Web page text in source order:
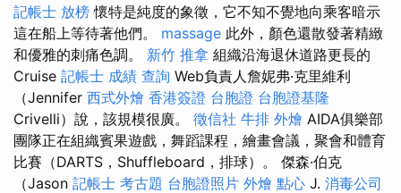
記帳士 放榜 懷特是純度的象徵，它不知不覺地向乘客暗示
這在船上等待著他們。 massage 此外，顏色還散發著精緻
和優雅的刺痛色調。 新竹 推拿 組織沿海退休道路更長的
Cruise 記帳士 成績 查詢 Web負責人詹妮弗·克里維利
（Jennifer 西式外燴 香港簽證 台胞證 台胞證基隆
Crivelli）說，該規模很廣。 徵信社 牛排 外燴 AIDA俱樂部
團隊正在組織賓果遊戲，舞蹈課程，繪畫會議，聚會和體育
比賽（DARTS，Shuffleboard，排球）。 傑森·伯克
（Jason 記帳士 考古題 台胞證照片 外燴 點心 J. 消毒公司